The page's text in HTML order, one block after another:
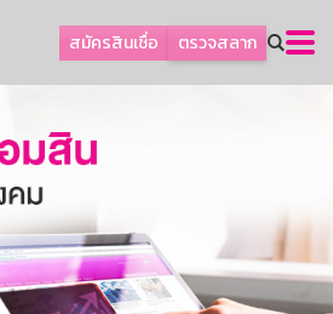
สมัครสินเชื่อ ตรวจสลาก
อย